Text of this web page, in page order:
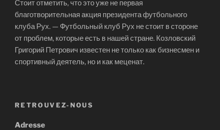
Стоит отметить, что это уже не первая
благотворительная акция президента футбольного
клуба Рух. — Футбольный клуб Рух не стоит в стороне
от проблем, которые есть в нашей стране. Козловский
Григорий Петрович известен не только как бизнесмен и
спортивный деятель, но и как меценат.
RETROUVEZ-NOUS
Adresse